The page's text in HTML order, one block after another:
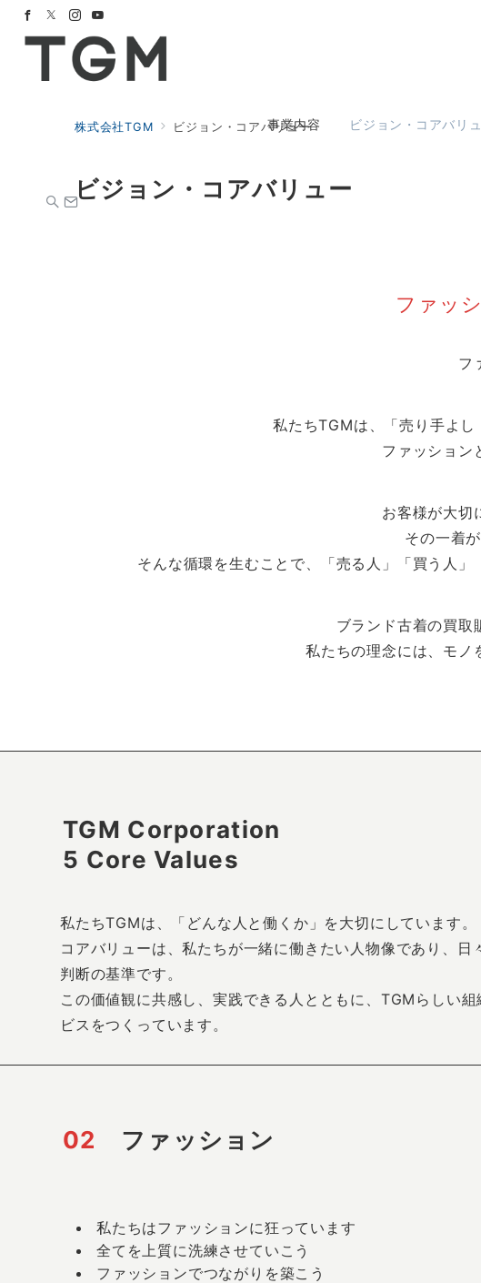
事業内容 ビジョン・コアバリ
株式会社TGM ビジョン・コアバリュー
ビジョン・コアバリュー
ファッ
フ
私たちTGMは、「売り手よし
ファッション
お客様が大切
その一着
そんな循環を生むことで、「売る人」「買う人
ブランド古着の買取
私たちの理念には、モノ
TGM Corporation
5 Core Values
私たちTGMは、「どんな人と働くか」を大切にしています。
コアバリューは、私たちが一緒に働きたい人物像であり、日
判断の基準です。
この価値観に共感し、実践できる人とともに、TGMらしい組
ビスをつくっています。
02 ファッション
私たちはファッションに狂っています
全てを上質に洗練させていこう
ファッションでつながりを築こう